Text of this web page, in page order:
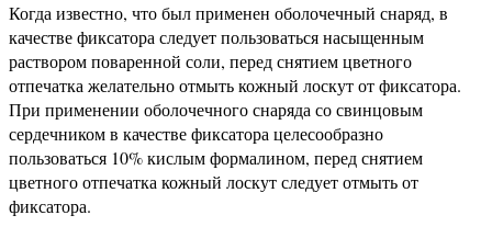
Когда известно, что был применен оболочечный снаряд, в
качестве фиксатора следует пользоваться насыщенным
раствором поваренной соли, перед снятием цветного
отпечатка желательно отмыть кожный лоскут от фиксатора.
При применении оболочечного снаряда со свинцовым
сердечником в качестве фиксатора целесообразно
пользоваться 10% кислым формалином, перед снятием
цветного отпечатка кожный лоскут следует отмыть от
фиксатора.